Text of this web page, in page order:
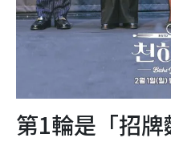
第1輪是「招牌